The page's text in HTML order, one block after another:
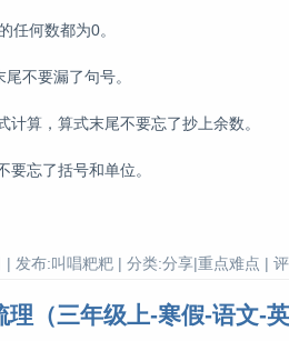
任何数都为0。
不要漏了句号。
计算，算式末尾不要忘了抄上余数。
要忘了括号和单位。
| 发布:叫唱粑粑 | 分类:分享|重点难点 |
（三年级上-寒假-语文-英